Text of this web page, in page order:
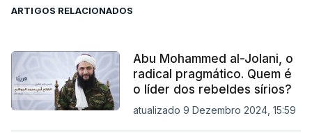
ARTIGOS RELACIONADOS
Abu Mohammed al-Jolani, o
radical pragmático. Quem é
o líder dos rebeldes sírios?
atualizado 9 Dezembro 2024, 15:59